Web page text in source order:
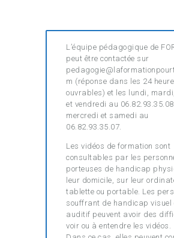
L’équipe pédagogique de
peut être contactée sur
m (réponse dans les 24
ouvrables) et les lundi,
et vendredi au
mercredi et samedi au
06.82.93.35.07.
Les vidéos de formation sont
consultables par les
porteuses de handicap
leur domicile, sur leur
tablette ou portable. Les
souffrant de handicap visuel
auditif peuvent avoir des
voir ou à entendre les vidéos.